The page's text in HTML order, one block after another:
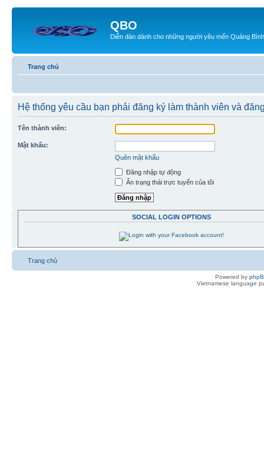
QBO
Diễn đàn dành cho những người yêu mến Quảng Bình
Trang chủ
Hệ thống yêu cầu bạn phải đăng ký làm thành viên và
Tên thành viên:
Mật khẩu:
Quên mật khẩu
Đăng nhập tự động
Ẩn trạng thái trực tuyến của tôi
SOCIAL LOGIN OPTIONS
Trang chủ
Powered by
Vietnamese language